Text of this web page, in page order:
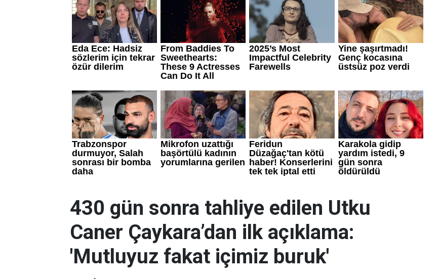
430 gün sonra tahliye edilen Utku
Caner Çaykara’dan ilk açıklama:
'Mutluyuz fakat içimiz buruk'